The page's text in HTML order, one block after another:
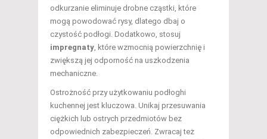
odkurzanie eliminuje drobne cząstki, które
mogą powodować rysy, dlatego dbaj o
czystość podłogi. Dodatkowo, stosuj
impregnaty , które wzmocnią powierzchnię i
zwiększą jej odporność na uszkodzenia
mechaniczne.
Ostrożność przy użytkowaniu podłoghi
kuchennej jest kluczowa. Unikaj przesuwania
ciężkich lub ostrych przedmiotów bez
odpowiednich zabezpieczeń. Zwracaj też